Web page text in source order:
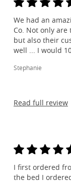
We had an
Co. Not only
but also their
well ... I would
Stephanie
Read full review
I first ordered
the bed I